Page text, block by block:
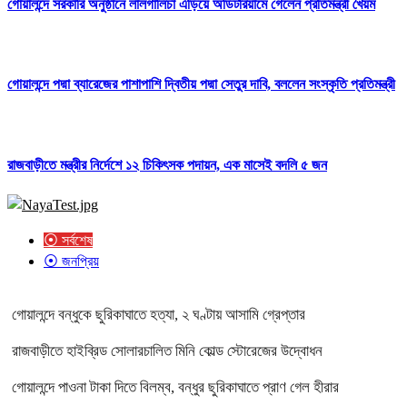
গোয়ালন্দে সরকারি অনুষ্ঠানে লালগালিচা এড়িয়ে অডিটরিয়ামে গেলেন প্রতিমন্ত্রী খৈয়ম
গোয়ালন্দে পদ্মা ব্যারেজের পাশাপাশি দ্বিতীয় পদ্মা সেতুর দাবি, বললেন সংস্কৃতি প্রতিমন্ত্রী
রাজবাড়ীতে মন্ত্রীর নির্দেশে ১২ চিকিৎসক পদায়ন, এক মাসেই বদলি ৫ জন
⦿ সর্বশেষ
⦿ জনপ্রিয়
গোয়ালন্দে বন্ধুকে ছুরিকাঘাতে হত্যা, ২ ঘণ্টায় আসামি গ্রেপ্তার
রাজবাড়ীতে হাইব্রিড সোলারচালিত মিনি কোল্ড স্টোরেজের উদ্বোধন
গোয়ালন্দে পাওনা টাকা দিতে বিলম্ব, বন্ধুর ছুরিকাঘাতে প্রাণ গেল হীরার